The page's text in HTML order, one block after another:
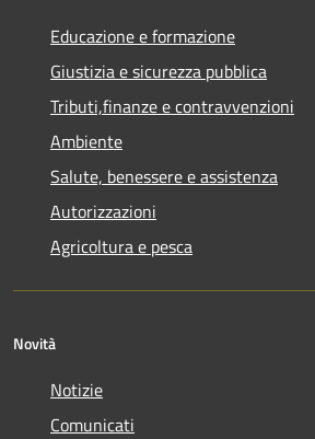
Educazione e formazione
Giustizia e sicurezza pubblica
Tributi,finanze e contravvenzioni
Ambiente
Salute, benessere e assistenza
Autorizzazioni
Agricoltura e pesca
Novità
Notizie
Comunicati